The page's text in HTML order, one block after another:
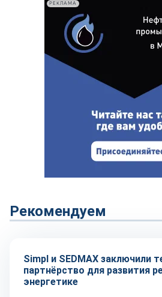
РЕКЛАМА
Рекомендуем
Технологии
Simpl и SEDMAX заключили
партнёрство для развития
энергетике